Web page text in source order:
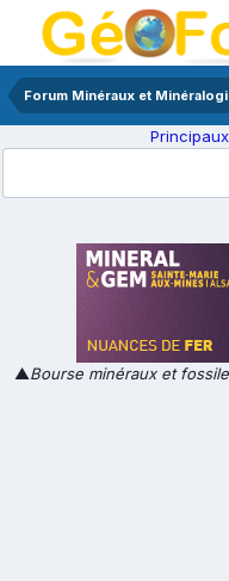
Forum Minéraux et
▲Bourse minéraux et